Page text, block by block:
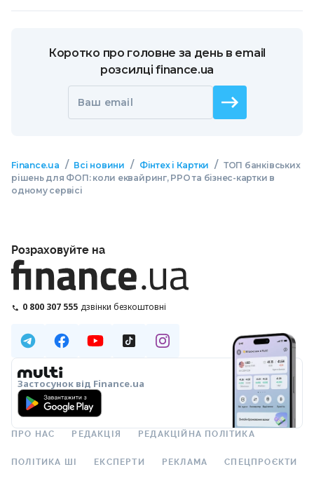
Коротко про головне за день в email
розсилці finance.ua
Ваш email
Finance.ua / Всі новини / Фінтех і Картки / ТОП банківських
рішень для ФОП: коли еквайринг, РРО та бізнес-картки в
одному сервісі
Розраховуйте на
0 800 307 555 дзвінки безкоштовні
Застосунок від Finance.ua
ПРО НАС РЕДАКЦІЯ РЕДАКЦІЙНА ПОЛІТИКА
ПОЛІТИКА ШІ ЕКСПЕРТИ РЕКЛАМА СПЕЦПРОЄКТИ